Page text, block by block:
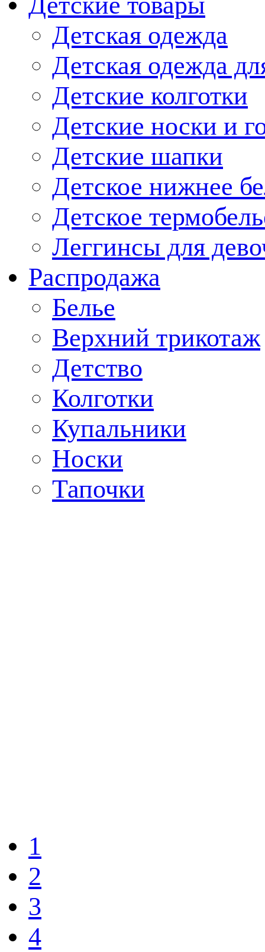
Детская одежда
Детская одежда
Детские колготки
Детские носки и
Детские шапки
Детское нижнее
Детское
Леггинсы для
Распродажа
Белье
Верхний трикотаж
Детство
Колготки
Купальники
Носки
Тапочки
1
2
3
4